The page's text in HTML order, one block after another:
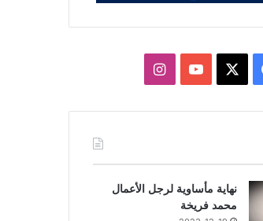
فيسبوك يوتيوبانستقرام
نهاية مأساوية لرجل الأعمال
محمد فريخة